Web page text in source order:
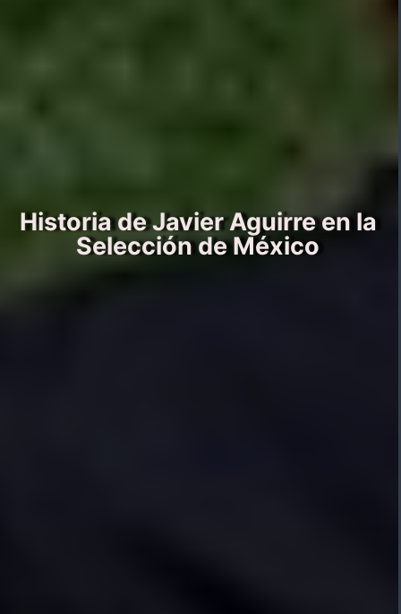
Historia de Javier Aguirre en la
Selección de México